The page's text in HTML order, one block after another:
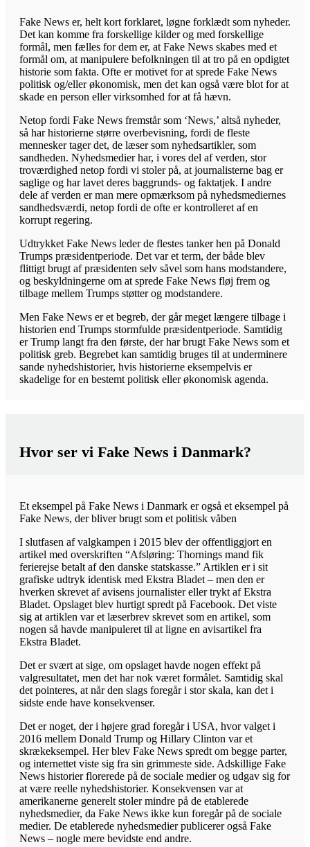
Fake News er, helt kort forklaret, løgne forklædt som nyheder.
Det kan komme fra forskellige kilder og med forskellige
formål, men fælles for dem er, at Fake News skabes med et
formål om, at manipulere befolkningen til at tro på en opdigtet
historie som fakta. Ofte er motivet for at sprede Fake News
politisk og/eller økonomisk, men det kan også være blot for at
skade en person eller virksomhed for at få hævn.
Netop fordi Fake News fremstår som ‘News,’ altså nyheder,
så har historierne større overbevisning, fordi de fleste
mennesker tager det, de læser som nyhedsartikler, som
sandheden. Nyhedsmedier har, i vores del af verden, stor
troværdighed netop fordi vi stoler på, at journalisterne bag er
saglige og har lavet deres baggrunds- og faktatjek. I andre
dele af verden er man mere opmærksom på nyhedsmediernes
sandhedsværdi, netop fordi de ofte er kontrolleret af en
korrupt regering.
Udtrykket Fake News leder de flestes tanker hen på Donald
Trumps præsidentperiode. Det var et term, der både blev
flittigt brugt af præsidenten selv såvel som hans modstandere,
og beskyldningerne om at sprede Fake News fløj frem og
tilbage mellem Trumps støtter og modstandere.
Men Fake News er et begreb, der går meget længere tilbage i
historien end Trumps stormfulde præsidentperiode. Samtidig
er Trump langt fra den første, der har brugt Fake News som et
politisk greb. Begrebet kan samtidig bruges til at underminere
sande nyhedshistorier, hvis historierne eksempelvis er
skadelige for en bestemt politisk eller økonomisk agenda.
Hvor ser vi Fake News i Danmark?
Et eksempel på Fake News i Danmark er også et eksempel på
Fake News, der bliver brugt som et politisk våben
I slutfasen af valgkampen i 2015 blev der offentliggjort en
artikel med overskriften “Afsløring: Thornings mand fik
ferierejse betalt af den danske statskasse.” Artiklen er i sit
grafiske udtryk identisk med Ekstra Bladet – men den er
hverken skrevet af avisens journalister eller trykt af Ekstra
Bladet. Opslaget blev hurtigt spredt på Facebook. Det viste
sig at artiklen var et læserbrev skrevet som en artikel, som
nogen så havde manipuleret til at ligne en avisartikel fra
Ekstra Bladet.
Det er svært at sige, om opslaget havde nogen effekt på
valgresultatet, men det har nok været formålet. Samtidig skal
det pointeres, at når den slags foregår i stor skala, kan det i
sidste ende have konsekvenser.
Det er noget, der i højere grad foregår i USA, hvor valget i
2016 mellem Donald Trump og Hillary Clinton var et
skrækeksempel. Her blev Fake News spredt om begge parter,
og internettet viste sig fra sin grimmeste side. Adskillige Fake
News historier florerede på de sociale medier og udgav sig for
at være reelle nyhedshistorier. Konsekvensen var at
amerikanerne generelt stoler mindre på de etablerede
nyhedsmedier, da Fake News ikke kun foregår på de sociale
medier. De etablerede nyhedsmedier publicerer også Fake
News – nogle mere bevidste end andre.